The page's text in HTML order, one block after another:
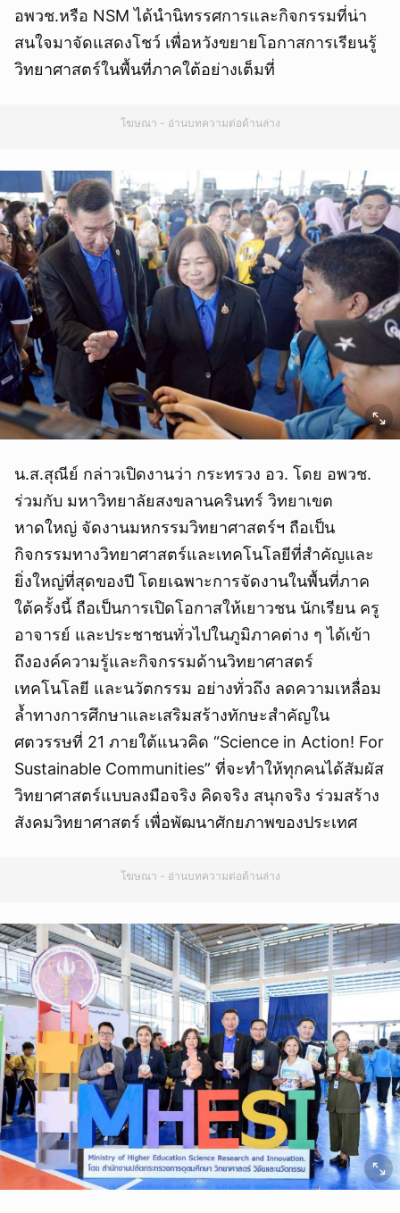
อพวช.หรือ NSM ได้นำนิทรรศการและกิจกรรมที่น่า
สนใจมาจัดแสดงโชว์ เพื่อหวังขยายโอกาสการเรียนรู้
วิทยาศาสตร์ในพื้นที่ภาคใต้อย่างเต็มที่
โฆษณา - อ่านบทความต่อด้านล่าง
น.ส.สุณีย์ กล่าวเปิดงานว่า กระทรวง อว. โดย อพวช.
ร่วมกับ มหาวิทยาลัยสงขลานครินทร์ วิทยาเขต
หาดใหญ่ จัดงานมหกรรมวิทยาศาสตร์ฯ ถือเป็น
กิจกรรมทางวิทยาศาสตร์และเทคโนโลยีที่สำคัญและ
ยิ่งใหญ่ที่สุดของปี โดยเฉพาะการจัดงานในพื้นที่ภาค
ใต้ครั้งนี้ ถือเป็นการเปิดโอกาสให้เยาวชน นักเรียน ครู
อาจารย์ และประชาชนทั่วไปในภูมิภาคต่าง ๆ ได้เข้า
ถึงองค์ความรู้และกิจกรรมด้านวิทยาศาสตร์
เทคโนโลยี และนวัตกรรม อย่างทั่วถึง ลดความเหลื่อม
ล้ำทางการศึกษาและเสริมสร้างทักษะสำคัญใน
ศตวรรษที่ 21 ภายใต้แนวคิด “Science in Action! For
Sustainable Communities” ที่จะทำให้ทุกคนได้สัมผัส
วิทยาศาสตร์แบบลงมือจริง คิดจริง สนุกจริง ร่วมสร้าง
สังคมวิทยาศาสตร์ เพื่อพัฒนาศักยภาพของประเทศ
โฆษณา - อ่านบทความต่อด้านล่าง